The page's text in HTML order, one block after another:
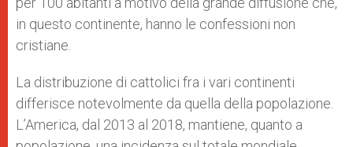
in questo continente, hanno le confessioni non
cristiane.
La distribuzione di cattolici fra i vari continenti
differisce notevolmente da quella della popolazione.
L’America, dal 2013 al 2018, mantiene, quanto a